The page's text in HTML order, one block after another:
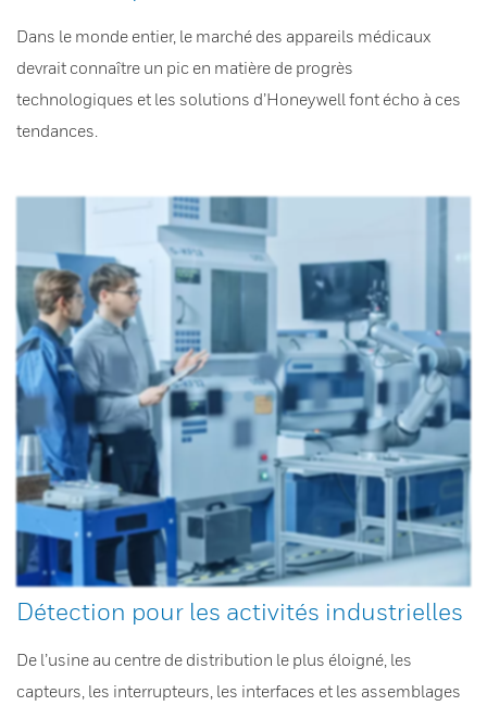
Dans le monde entier, le marché des appareils médicaux
devrait connaître un pic en matière de progrès
technologiques et les solutions d’Honeywell font écho à ces
tendances.
Détection pour les activités industrielles
De l’usine au centre de distribution le plus éloigné, les
capteurs, les interrupteurs, les interfaces et les assemblages